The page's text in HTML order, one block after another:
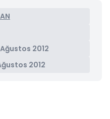
Ağustos 2012
2012